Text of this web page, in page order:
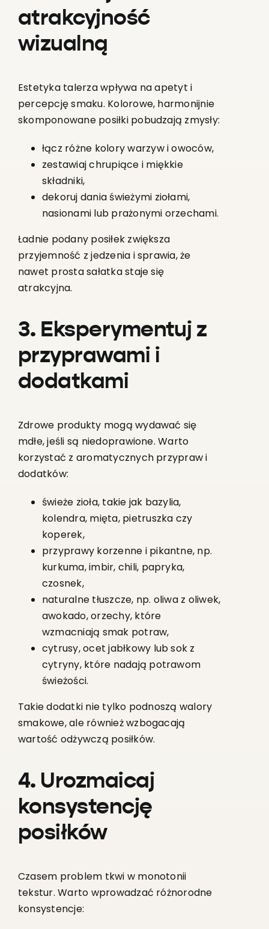
atrakcyjność
wizualną
Estetyka talerza wpływa na apetyt i
percepcję smaku. Kolorowe, harmonijnie
skomponowane posiłki pobudzają zmysły:
łącz różne kolory warzyw i owoców,
zestawiaj chrupiące i miękkie
składniki,
dekoruj dania świeżymi ziołami,
nasionami lub prażonymi orzechami.
Ładnie podany posiłek zwiększa
przyjemność z jedzenia i sprawia, że
nawet prosta sałatka staje się
atrakcyjna.
3. Eksperymentuj z
przyprawami i
dodatkami
Zdrowe produkty mogą wydawać się
mdłe, jeśli są niedoprawione. Warto
korzystać z aromatycznych przypraw i
dodatków:
świeże zioła, takie jak bazylia,
kolendra, mięta, pietruszka czy
koperek,
przyprawy korzenne i pikantne, np.
kurkuma, imbir, chili, papryka,
czosnek,
naturalne tłuszcze, np. oliwa z oliwek,
awokado, orzechy, które
wzmacniają smak potraw,
cytrusy, ocet jabłkowy lub sok z
cytryny, które nadają potrawom
świeżości.
Takie dodatki nie tylko podnoszą walory
smakowe, ale również wzbogacają
wartość odżywczą posiłków.
4. Urozmaicaj
konsystencję
posiłków
Czasem problem tkwi w monotonii
tekstur. Warto wprowadzać różnorodne
konsystencje: